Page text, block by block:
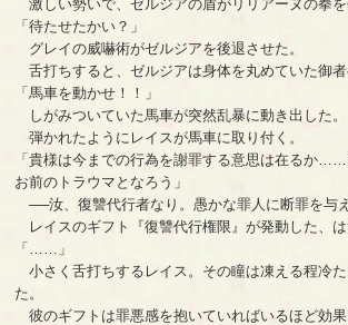
激しい勢いで、ゼルジアの盾がリリアーヌの拳を
「待たせたかい？」
グレイの威嚇術がゼルジアを後退させた。
舌打ちすると、ゼルジアは身体を丸めていた御者
「馬車を動かせ！！」
しがみついていた馬車が突然乱暴に動き出した。
弾かれたようにレイスが馬車に取り付く。
「貴様は今までの行為を謝罪する意思は在るか
お前のトラウマとなろう」
──汝、復讐代行者なり。愚かな罪人に断罪を与え
レイスのギフト『復讐代行権限』が発動した、は
「……」
小さく舌打ちするレイス。その瞳は凍える程冷
た。
彼のギフトは罪悪感を抱いていればいるほど効